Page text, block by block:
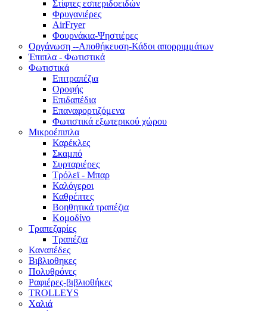
Στίφτες εσπεριδοειδών
Φρυγανιέρες
AirFryer
Φουρνάκια-Ψηστιέρες
Οργάνωση --Αποθήκευση-Κάδοι απορριμμάτων
Έπιπλα - Φωτιστικά
Φωτιστικά
Επιτραπέζια
Οροφής
Επιδαπέδια
Επαναφορτιζόμενα
Φωτιστικά εξωτερικού χώρου
Μικροέπιπλα
Καρέκλες
Σκαμπό
Συρταριέρες
Τρόλεϊ - Μπαρ
Καλόγεροι
Καθρέπτες
Βοηθητικά τραπέζια
Κομοδίνο
Τραπεζαρίες
Τραπέζια
Καναπέδες
Βιβλιοθηκες
Πολυθρόνες
Ραφιέρες-βιβλιοθήκες
TROLLEYS
Χαλιά